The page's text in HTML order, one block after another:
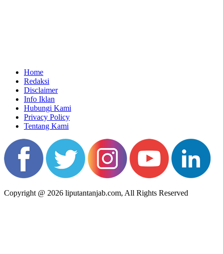
Home
Redaksi
Disclaimer
Info Iklan
Hubungi Kami
Privacy Policy
Tentang Kami
Copyright @ 2026 liputantanjab.com, All Rights Reserved